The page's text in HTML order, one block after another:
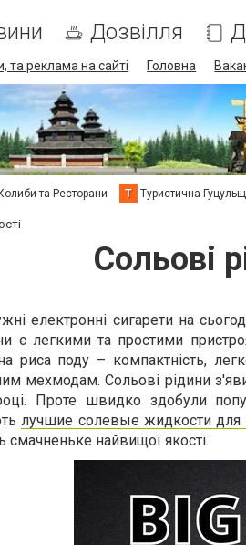
Дозвілля
та реклама на сайті Головна
Колиби та Ресторани Т Туристична
Сольові
електронні сигарети на
є легкими та простими
риса поду – компактність,
мехмодам. Сольові рідини
Проте швидко здобули
лучшие солевые жидкости для
смачненьке найвищої якості.